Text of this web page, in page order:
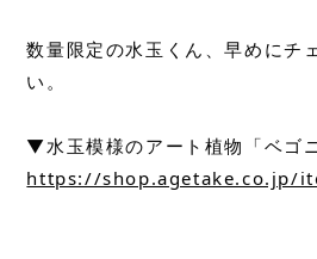
数量限定の水玉くん、早めにチ
い。
▼水玉模様のアート植物「ベゴ
https://shop.agetake.co.jp/